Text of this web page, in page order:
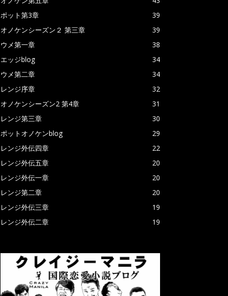
ポット第3章
39
オノケンシーズン２ 第三章
39
ウメ第一章
38
エッジblog
34
ウメ第二章
34
レンジ序章
32
オノケンシーズン2 第4章
31
レンジ第三章
30
ポットオノケンblog
29
レンジ外伝四章
22
レンジ外伝五章
20
レンジ外伝一章
20
レンジ第二章
20
レンジ外伝三章
19
レンジ外伝二章
19